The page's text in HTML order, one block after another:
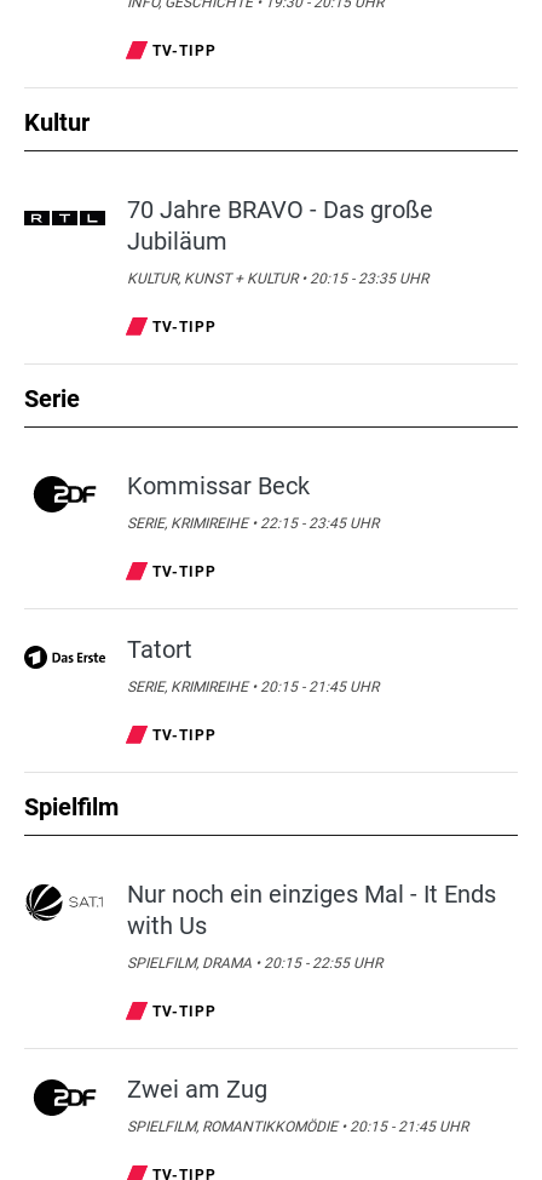
TV-TIPP
Kultur
70 Jahre BRAVO - Das große
Jubiläum
KULTUR, KUNST + KULTUR • 20:15 - 23:35 UHR
TV-TIPP
Serie
Kommissar Beck
SERIE, KRIMIREIHE • 22:15 - 23:45 UHR
TV-TIPP
Tatort
SERIE, KRIMIREIHE • 20:15 - 21:45 UHR
TV-TIPP
Spielfilm
Nur noch ein einziges Mal - It Ends
with Us
SPIELFILM, DRAMA • 20:15 - 22:55 UHR
TV-TIPP
Zwei am Zug
SPIELFILM, ROMANTIKKOMÖDIE • 20:15 - 21:45 UHR
TV-TIPP